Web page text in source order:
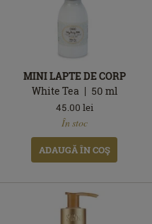
MINI LAPTE DE CORP
White Tea
50 ml
45.00 lei
În stoc
ADAUGĂ ÎN COŞ